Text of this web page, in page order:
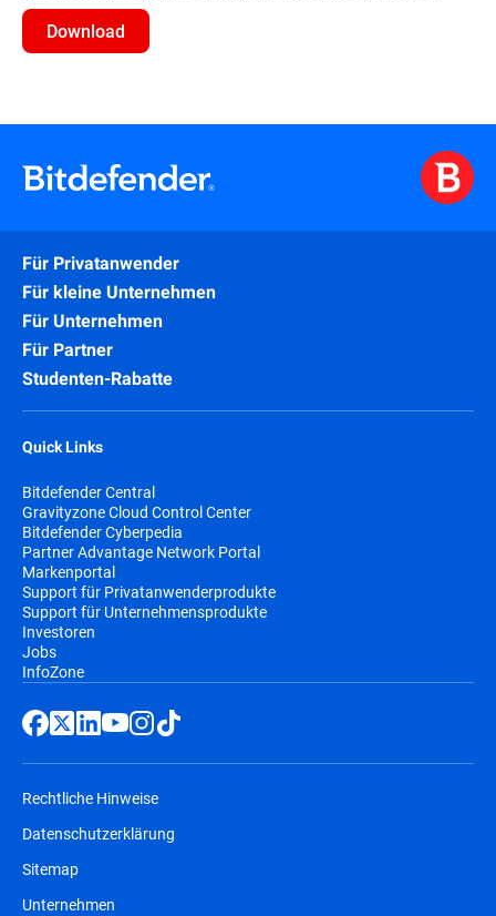
Download
Für Privatanwender
Für kleine Unternehmen
Für Unternehmen
Für Partner
Studenten-Rabatte
Quick Links
Bitdefender Central
Gravityzone Cloud Control Center
Bitdefender Cyberpedia
Partner Advantage Network Portal
Markenportal
Support für Privatanwenderprodukte
Support für Unternehmensprodukte
Investoren
Jobs
InfoZone
Rechtliche Hinweise
Datenschutzerklärung
Sitemap
Unternehmen